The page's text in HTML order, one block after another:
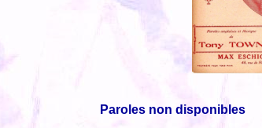
Paroles non disponibles